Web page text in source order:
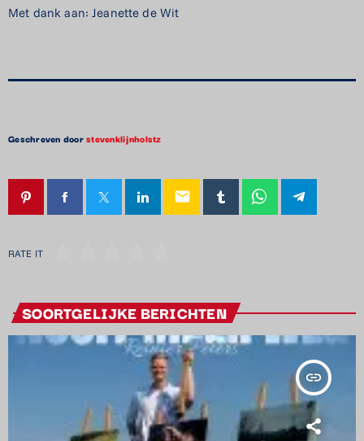
Met dank aan: Jeanette de Wit
Geschreven doorstevenklijnholstz
email
RATE IT
SOORTGELIJKE BERICHTEN
insert_link